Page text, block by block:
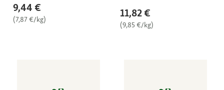
9,44 €
(7,87 €/kg)
11,82 €
(9,85 €/kg)